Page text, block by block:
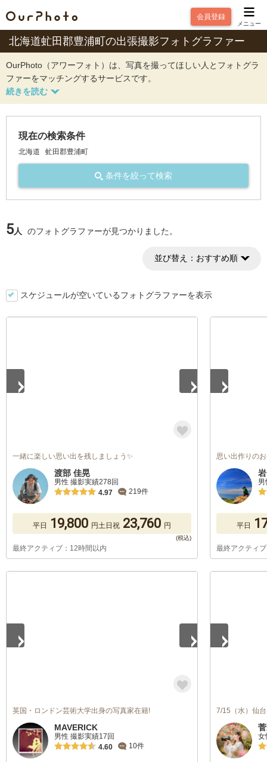
会員登録
メニュー
北海道虻田郡豊浦町の出張撮影フォトグラファー
OurPhoto（アワーフォト）は、写真を撮ってほしい人とフォトグラ
ファーをマッチングするサービスです。
現在の検索条件
北海道 虻田郡豊浦町
条件を絞って検索
5人 のフォトグラファーが見つかりました。
並び替え： おすすめ順
スケジュールが空いているフォトグラファーを表示
一緒に楽しい思い出を残しましょう✨
渡部 佳晃
男性 撮影実績278回
4.97
219件
平日 19,800 円土日祝 23,760 円
最終アクティブ：12時間以内
思い出作りの
平日
最終アクティ
英国・ロンドン芸術大学出身の写真家在籍!
MAVERICK
男性 撮影実績17回
4.60
10件
7/15（水）仙
女